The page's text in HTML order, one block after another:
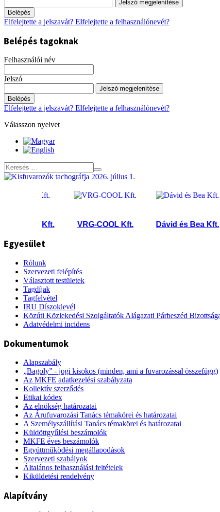
Jelszó megjelenítése
Belépés
Elfelejtette a jelszavát? Elfelejtette a felhasználónevét?
Belépés tagoknak
Felhasználói név
Jelszó
Jelszó megjelenítése
Belépés
Elfelejtette a jelszavát? Elfelejtette a felhasználónevét?
Válasszon nyelvet
VRG-COOL Kft. Dávid és Bea Kft.
Egyesület
Rólunk
Szervezeti felépítés
Választott testületek
Tagdíjak
Tagfelvétel
IRU Díszoklevél
Közúti Közlekedési Szolgáltatók Alágazati Párbeszéd
Adatvédelmi incidens
Dokumentumok
Alapszabály
„Bagoly” - jogi kisokos (minden, ami a fuvarozással összefügg)
Az MKFE adatkezelési szabályzata
Kollektív szerződés
Etikai kódex
Az elnökség határozatai
Az Árufuvarozási Tanács témakörei és határozatai
A Személyszállítási Tanács témakörei és határozatai
Küldöttgyűlési beszámolók
MKFE éves beszámolók
Együttműködési megállapodások
Szervezeti szabályok
Általános felhasználási feltételek
Kiküldetési rendelvény
Alapítvány